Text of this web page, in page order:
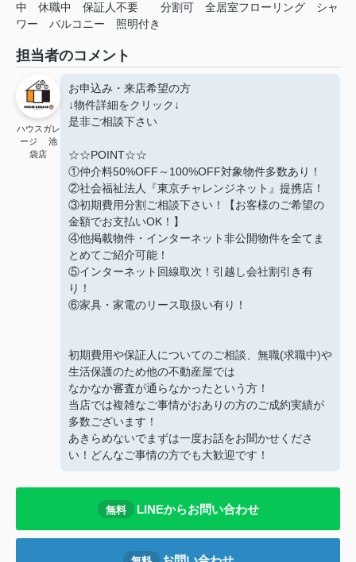
中
休職中 保証人不要 分割可 全居室フローリング
シャ
ワー
バルコニー 照明付き
担当者のコメント
ハウスガレ
ージ 池
袋店
お申込み・来店希望の方
↓物件詳細をクリック↓
是非ご相談下さい
☆☆POINT☆☆
①仲介料50%OFF～100%OFF対象物件多数あり！
②社会福祉法人『東京チャレンジネット』提携店！
③初期費用分割ご相談下さい！【お客様のご希望の
金額でお支払いOK！】
④他掲載物件・インターネット非公開物件を全てま
とめてご紹介可能！
⑤インターネット回線取次！引越し会社割引き有
り！
⑥家具・家電のリース取扱い有り！
初期費用や保証人についてのご相談、無職(求職中)や
生活保護のため他の不動産屋では
なかなか審査が通らなかったという方！
当店では複雑なご事情がおありの方のご成約実績が
多数ございます！
あきらめないでまずは一度お話をお聞かせくださ
い！どんなご事情の方でも大歓迎です！
無料 LINEからお問い合わせ